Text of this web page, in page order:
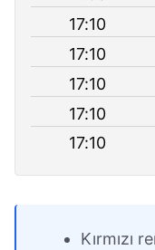
17:10
17:10
17:10
17:10
17:10
Kırmızı